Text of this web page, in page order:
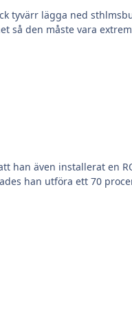
tyvärr lägga ned
så den måste vara
han även installerat en
han utföra ett 70